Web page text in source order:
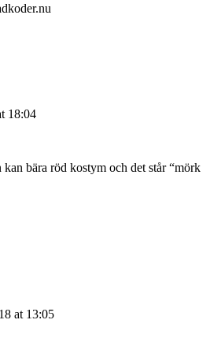
18:04
kan bära röd kostym och det står “mörk
at 13:05